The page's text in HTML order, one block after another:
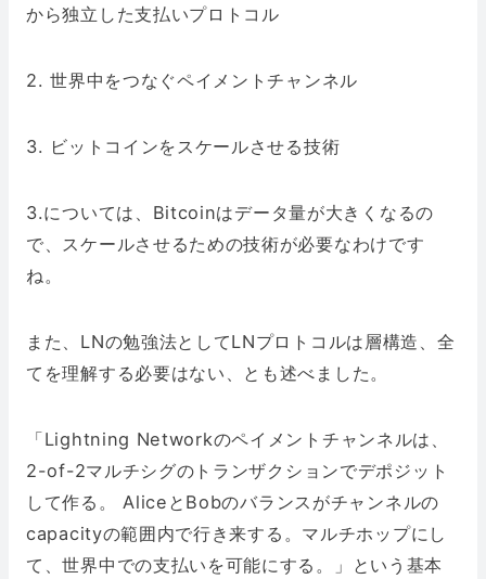
から独立した支払いプロトコル
2. 世界中をつなぐペイメントチャンネル
3. ビットコインをスケールさせる技術
3.については、Bitcoinはデータ量が大きくなるの
で、スケールさせるための技術が必要なわけです
ね。
また、LNの勉強法としてLNプロトコルは層構造、全
てを理解する必要はない、とも述べました。
「Lightning Networkのペイメントチャンネルは、
2-of-2マルチシグのトランザクションでデポジット
して作る。 AliceとBobのバランスがチャンネルの
capacityの範囲内で行き来する。マルチホップにし
て、世界中での支払いを可能にする。」という基本